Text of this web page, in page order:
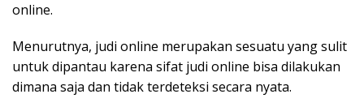
online.
Menurutnya, judi online merupakan sesuatu yang sulit
untuk dipantau karena sifat judi online bisa dilakukan
dimana saja dan tidak terdeteksi secara nyata.